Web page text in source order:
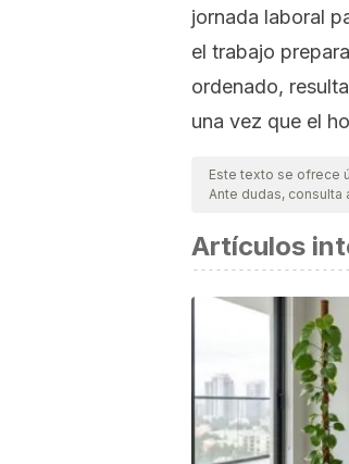
jornada laboral
el trabajo
ordenado,
una vez que el
Este texto se ofrece
Ante dudas, consulta
Artículos